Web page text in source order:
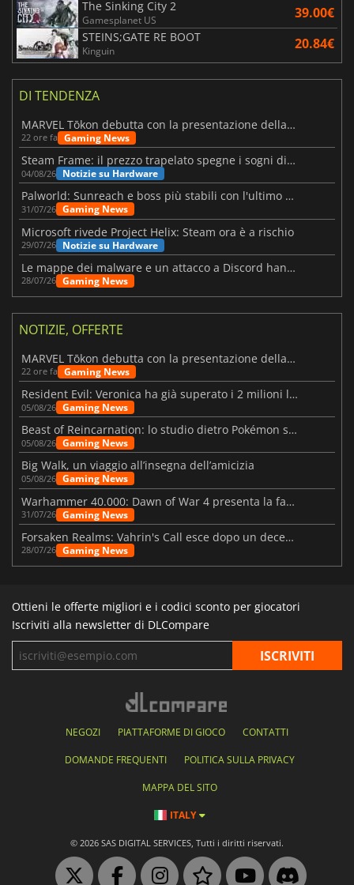
The Sinking City 2
Gamesplanet US 39.00€
STEINS;GATE RE BOOT
Kinguin 20.84€
DI TENDENZA
MARVEL Tōkon debutta con la presentazione della roadmap per il primo anno
22 ore fa Gaming News
Steam Frame: il prezzo trapelato spegne i sogni di un VR economico
04/08/26 Notizie su Hardware
Palworld: Sunreach e boss più stabili con l'ultimo update
31/07/26 Gaming News
Microsoft rivede Project Helix: Steam ora è a rischio
29/07/26 Notizie su Hardware
Le mappe dei malware e un attacco a Discord hanno colpito Meccha Chameleon
28/07/26 Gaming News
NOTIZIE, OFFERTE
MARVEL Tōkon debutta con la presentazione della roadmap per il primo anno
22 ore fa Gaming News
Resident Evil: Veronica ha già superato i 2 milioni liste dei desideri
05/08/26 Gaming News
Beast of Reincarnation: lo studio dietro Pokémon su una nuova strada
05/08/26 Gaming News
Big Walk, un viaggio all’insegna dell’amicizia
05/08/26 Gaming News
Warhammer 40.000: Dawn of War 4 presenta la fazione dei Necron
31/07/26 Gaming News
Forsaken Realms: Vahrin's Call esce dopo un decennio di sviluppo
28/07/26 Gaming News
Ottieni le offerte migliori e i codici sconto per giocatori
Iscriviti alla newsletter di DLCompare
NEGOZI PIATTAFORME DI GIOCO CONTATTI
DOMANDE FREQUENTI POLITICA SULLA PRIVACY
MAPPA DEL SITO
ITALY
© 2026 SAS DIGITAL SERVICES, Tutti i diritti riservati.